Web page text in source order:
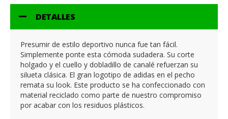
DETALLES
Presumir de estilo deportivo nunca fue tan fácil.
Simplemente ponte esta cómoda sudadera. Su corte
holgado y el cuello y dobladillo de canalé refuerzan su
silueta clásica. El gran logotipo de adidas en el pecho
remata su look. Este producto se ha confeccionado con
material reciclado como parte de nuestro compromiso
por acabar con los residuos plásticos.